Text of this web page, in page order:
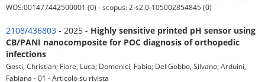
WOS:001477442500001 (0) - scopus: 2-s2.0-105002854845 (0)
2108/436803 - 2025 - Highly sensitive printed pH sensor using
CB/PANI nanocomposite for POC diagnosis of orthopedic
infections
Gosti, Christian; Fiore, Luca; Domenici, Fabio; Del Gobbo, Silvano; Arduini,
Fabiana - 01 - Articolo su rivista